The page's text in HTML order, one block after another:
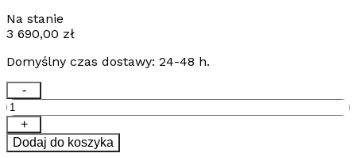
Na stanie
3 690,00 zł
Domyślny czas dostawy: 24-48 h.
ilość
Kabel
grzejny
samoregulujący
THERMECO
-
+
Dodaj do koszyka